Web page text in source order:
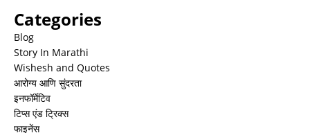
Categories
Blog
Story In Marathi
Wishesh and Quotes
आरोग्य आणि सुंदरता
इनफॉर्मेटिव
टिप्स एंड ट्रिक्स
फाइनेंस